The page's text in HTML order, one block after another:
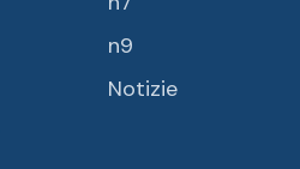
n9
Notizie